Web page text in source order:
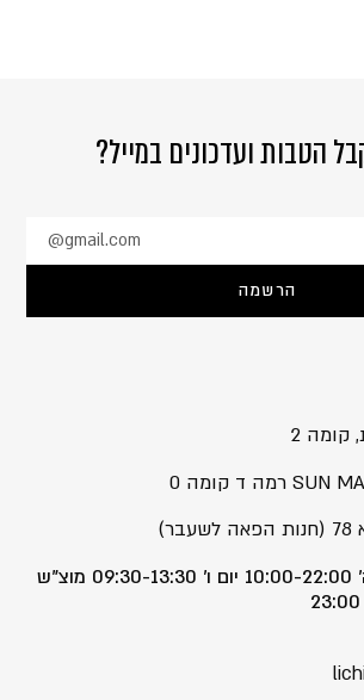
קומה 2
שעות פתיחה: א’-ה’ 10:00-22:00 יום ו’ 09:30-13:30 מוצ”ש
הטבות ועדכונים במייל?
@gmail.com
הרשמה